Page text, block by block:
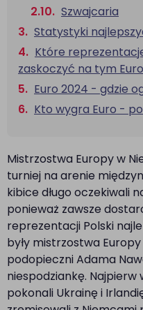
Szwajcaria
Statystyki
Które
zaskoczyć na tym Euro
Euro 2024 - gdzie
Kto wygra Euro -
Mistrzostwa Europy w
turniej na arenie
kibice długo oczekiwali
ponieważ zawsze
reprezentacji Polski
były mistrzostwa
podopieczni Adama
niespodziankę.
pokonali Ukrainę i